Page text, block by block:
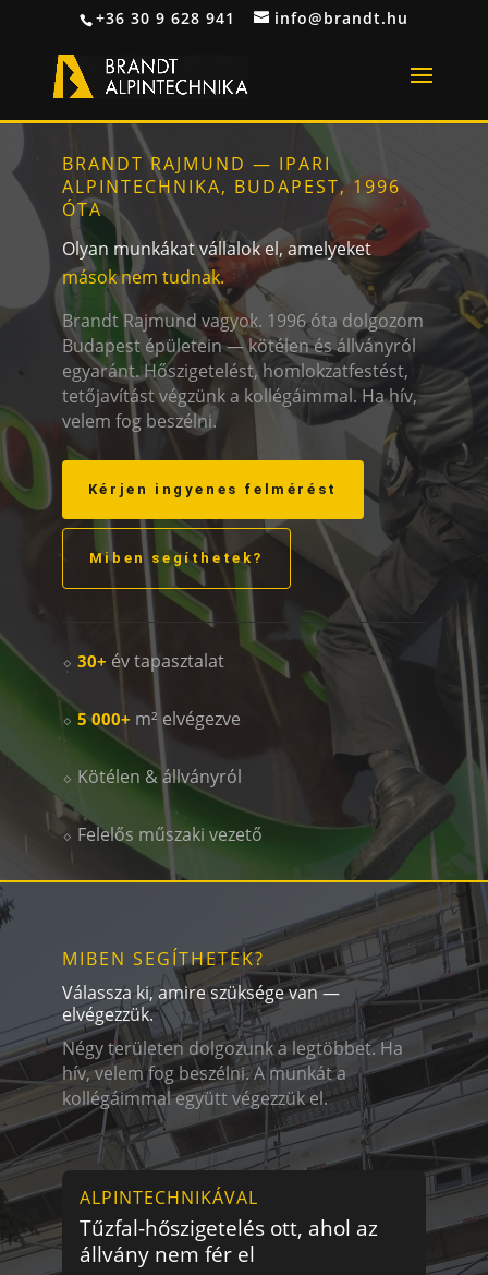
+36 30 9 628 941 info@brandt.hu
BRANDT RAJMUND — IPARI
ALPINTECHNIKA, BUDAPEST, 1996
ÓTA
Olyan munkákat vállalok el, amelyeket
mások nem tudnak.
Brandt Rajmund vagyok. 1996 óta dolgozom
Budapest épületein — kötélen és állványról
egyaránt. Hőszigetelést, homlokzatfestést,
tetőjavítást végzünk a kollégáimmal. Ha hív,
velem fog beszélni.
Kérjen ingyenes felmérést
Miben segíthetek?
⬦ 30+ év tapasztalat
⬦5 000+ m² elvégezve
⬦ Kötélen & állványról
⬦ Felelős műszaki vezető
MIBEN SEGÍTHETEK?
Válassza ki, amire szüksége van —
elvégezzük.
Négy területen dolgozunk a legtöbbet. Ha
hív, velem fog beszélni. A munkát a
kollégáimmal együtt végezzük el.
ALPINTECHNIKÁVAL
Tűzfal-hőszigetelés ott, ahol az
állvány nem fér el